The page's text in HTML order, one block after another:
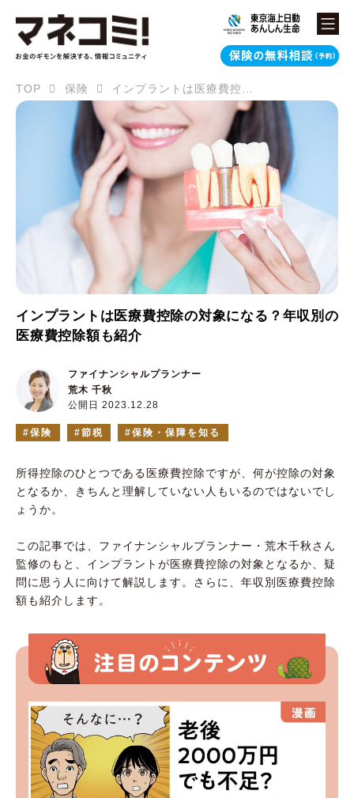
TOP 保険 インプラントは医療費控除の対象になる？年収別の医療費控除額も紹介
インプラントは医療費控除の対象になる？年収別の
医療費控除額も紹介
公開日 2023.12.28
ファイナンシャルプランナー
荒木 千秋
保険 節税 保険・保障を知る
所得控除のひとつである医療費控除ですが、何が控除の対象
となるか、きちんと理解していない人もいるのではないでし
ょうか。
この記事では、ファイナンシャルプランナー・荒木千秋さん
監修のもと、インプラントが医療費控除の対象となるか、疑
問に思う人に向けて解説します。さらに、年収別医療費控除
額も紹介します。